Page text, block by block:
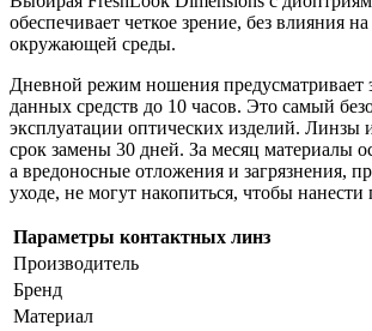
обеспечивает четкое зрение, без влияния
окружающей среды.
Дневной режим ношения предусматривает
данных средств до 10 часов. Это самый
эксплуатации оптических изделий.
срок замены 30 дней. За месяц материалы
а вредоносные отложения и загрязнения,
уходе, не могут накопиться, чтобы нанести
Параметры контактных линз
Производитель
Бренд
Материал